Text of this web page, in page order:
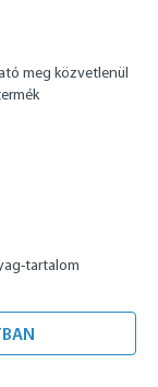
meg közvetlenül
tartalom